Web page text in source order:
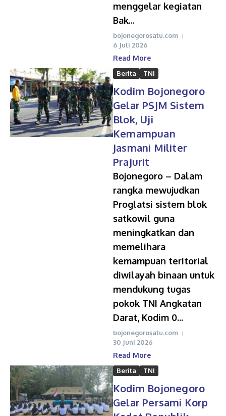
menggelar kegiatan
Bak...
bojonegorosatu.com
6 Juli 2026
Read More
Berita TNI
Kodim Bojonegoro
Gelar PSJM Sistem
Blok, Uji
Kemampuan
Jasmani Militer
Prajurit
Bojonegoro – Dalam
rangka mewujudkan
Proglatsi sistem blok
satkowil guna
meningkatkan dan
memelihara
kemampuan teritorial
diwilayah binaan untuk
mendukung tugas
pokok TNI Angkatan
Darat, Kodim 0...
bojonegorosatu.com
30 Juni 2026
Read More
Berita TNI
Kodim Bojonegoro
Gelar Persami Korp